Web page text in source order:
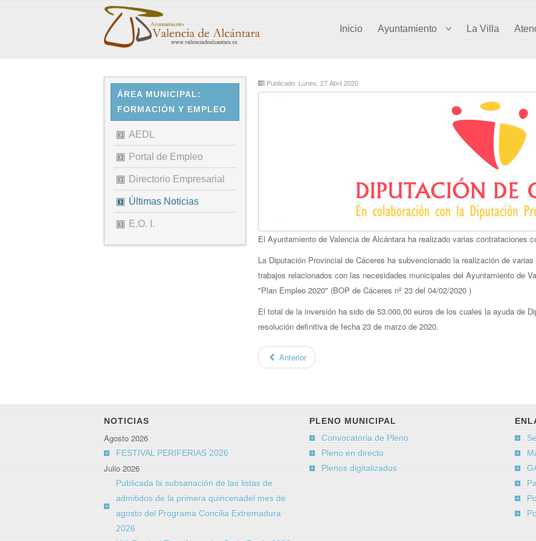
Inicio Ayuntamiento La Villa
ÁREA MUNICIPAL:
FORMACIÓN Y EMPLEO
AEDL
Portal de Empleo
Directorio Empresarial
Últimas Noticias
E.O. I.
Publicado: Lunes, 27 Abril 2020
El Ayuntamiento de Valencia de Alcántara ha realizado varias contrataciones
La Diputación Provincial de Cáceres ha subvencionado la realización de
trabajos relacionados con las necesidades municipales del Ayuntamiento de
"Plan Empleo 2020" (BOP de Cáceres nº 23 del 04/02/2020 )
El total de la inversión ha sido de 53.000,00 euros de los cuales la ayuda de
resolución definitiva de fecha 23 de marzo de 2020.
Anterior
NOTICIAS
Agosto 2026
FESTIVAL PERIFERIAS 2026
Julio 2026
Publicada la subsanación de las listas de
admitidos de la primera quincenadel mes de
agosto del Programa Concilia Extremadura
2026
PLENO MUNICIPAL
Convocatoria de Pleno
Pleno en directo
Plenos digitalizados